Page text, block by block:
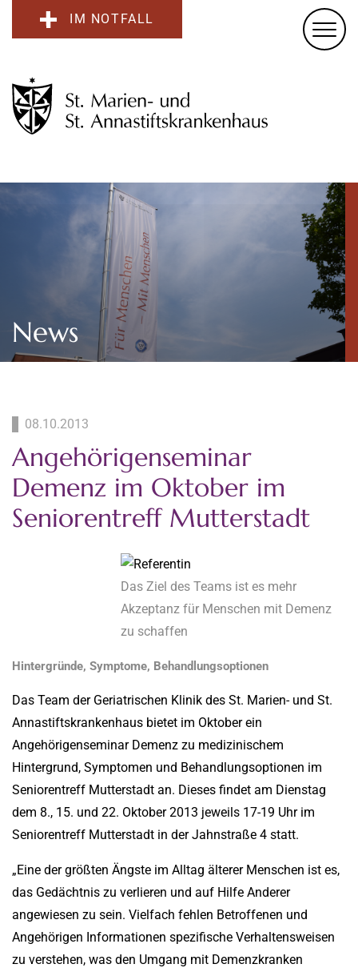
IM NOTFALL
News
08.10.2013
Angehörigenseminar
Demenz im Oktober im
Seniorentreff Mutterstadt
Hintergründe, Symptome, Behandlungsoptionen
Das Team der Geriatrischen Klinik des St. Marien- und St.
Annastiftskrankenhaus bietet im Oktober ein
Angehörigenseminar Demenz zu medizinischem
Hintergrund, Symptomen und Behandlungsoptionen im
Seniorentreff Mutterstadt an. Dieses findet am Dienstag
dem 8., 15. und 22. Oktober 2013 jeweils 17-19 Uhr im
Seniorentreff Mutterstadt in der Jahnstraße 4 statt.
„Eine der größten Ängste im Alltag älterer Menschen ist es,
das Gedächtnis zu verlieren und auf Hilfe Anderer
angewiesen zu sein. Vielfach fehlen Betroffenen und
Angehörigen Informationen spezifische Verhaltensweisen
zu verstehen, was den Umgang mit Demenzkranken
Das Ziel des Teams ist es mehr
Akzeptanz für Menschen mit Demenz
zu schaffen